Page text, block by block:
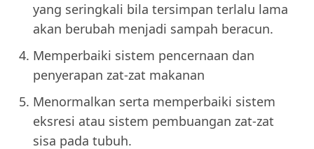
yang seringkali bila tersimpan terlalu lama
akan berubah menjadi sampah beracun.
Memperbaiki sistem pencernaan dan
penyerapan zat-zat makanan
Menormalkan serta memperbaiki sistem
eksresi atau sistem pembuangan zat-zat
sisa pada tubuh.